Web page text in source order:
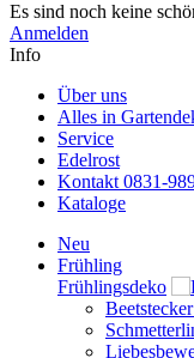
Es sind noch keine
Anmelden
Info
Über uns
Alles in
Service
Edelrost
Kontakt 0831-
Kataloge
Neu
Frühling
Frühlingsdeko